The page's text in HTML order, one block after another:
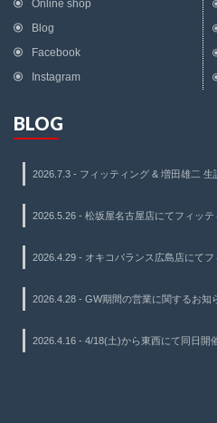
Online shop
Blog
Facebook
Instagram
BLOG
2026.7.3 - フィッティング & 増田雄二
2026.5.26 - 松坂屋名古屋店にてフィッテ
2026.4.29 - オキコバランス広島店にてフ
2026.4.28 - GW期間の営業に関するお知
2026.4.16 - 4/18(土)から東西にて同日開